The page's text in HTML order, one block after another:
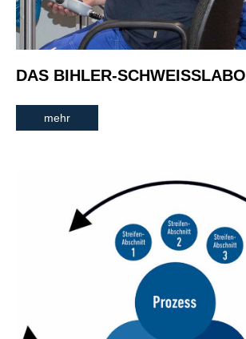
DAS BIHLER-SCHWEISSLABOR
mehr